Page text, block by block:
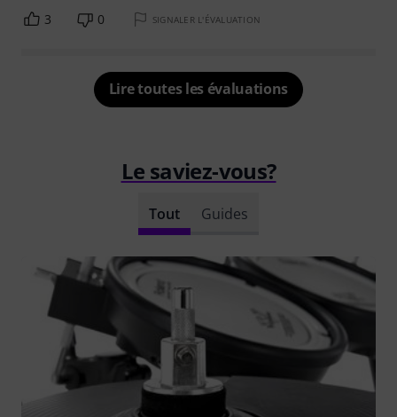
3 0 SIGNALER L'ÉVALUATION
Lire toutes les évaluations
Le saviez-vous?
Tout Guides